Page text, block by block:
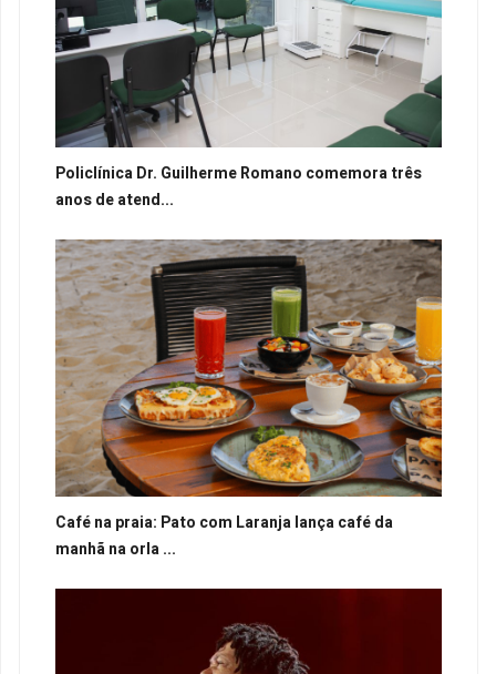
Policlínica Dr. Guilherme Romano comemora três
anos de atend...
Café na praia: Pato com Laranja lança café da
manhã na orla ...